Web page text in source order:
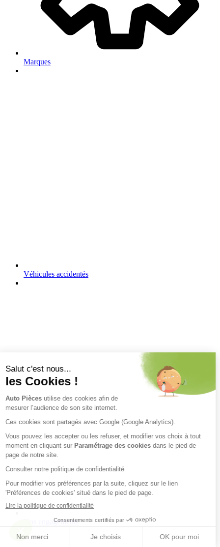
Marques
Véhicules accidentés
Nos engagements